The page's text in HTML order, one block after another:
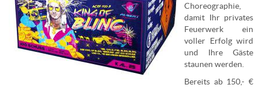
Choreographie,
damit Ihr privates
Feuerwerk ein
voller Erfolg wird
und Ihre Gäste
staunen werden.
Bereits ab 150,- €